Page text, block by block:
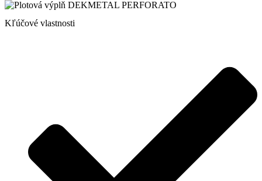
Kľúčové vlastnosti